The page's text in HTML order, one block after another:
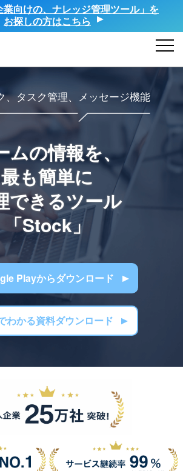
業向けの、ナレッジ管理ツール」を
お探しの方はこちら
、タスク管理、メッセージ機能
ムの情報を、
最も簡単に
できるツール
「Stock」
Playからダウンロード
わかる資料ダウンロード